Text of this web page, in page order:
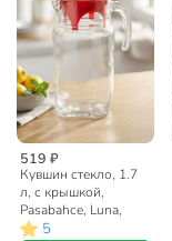
519 ₽
Кувшин стекло, 1.7
л, с крышкой,
Pasabahce, Luna,
43544B
5